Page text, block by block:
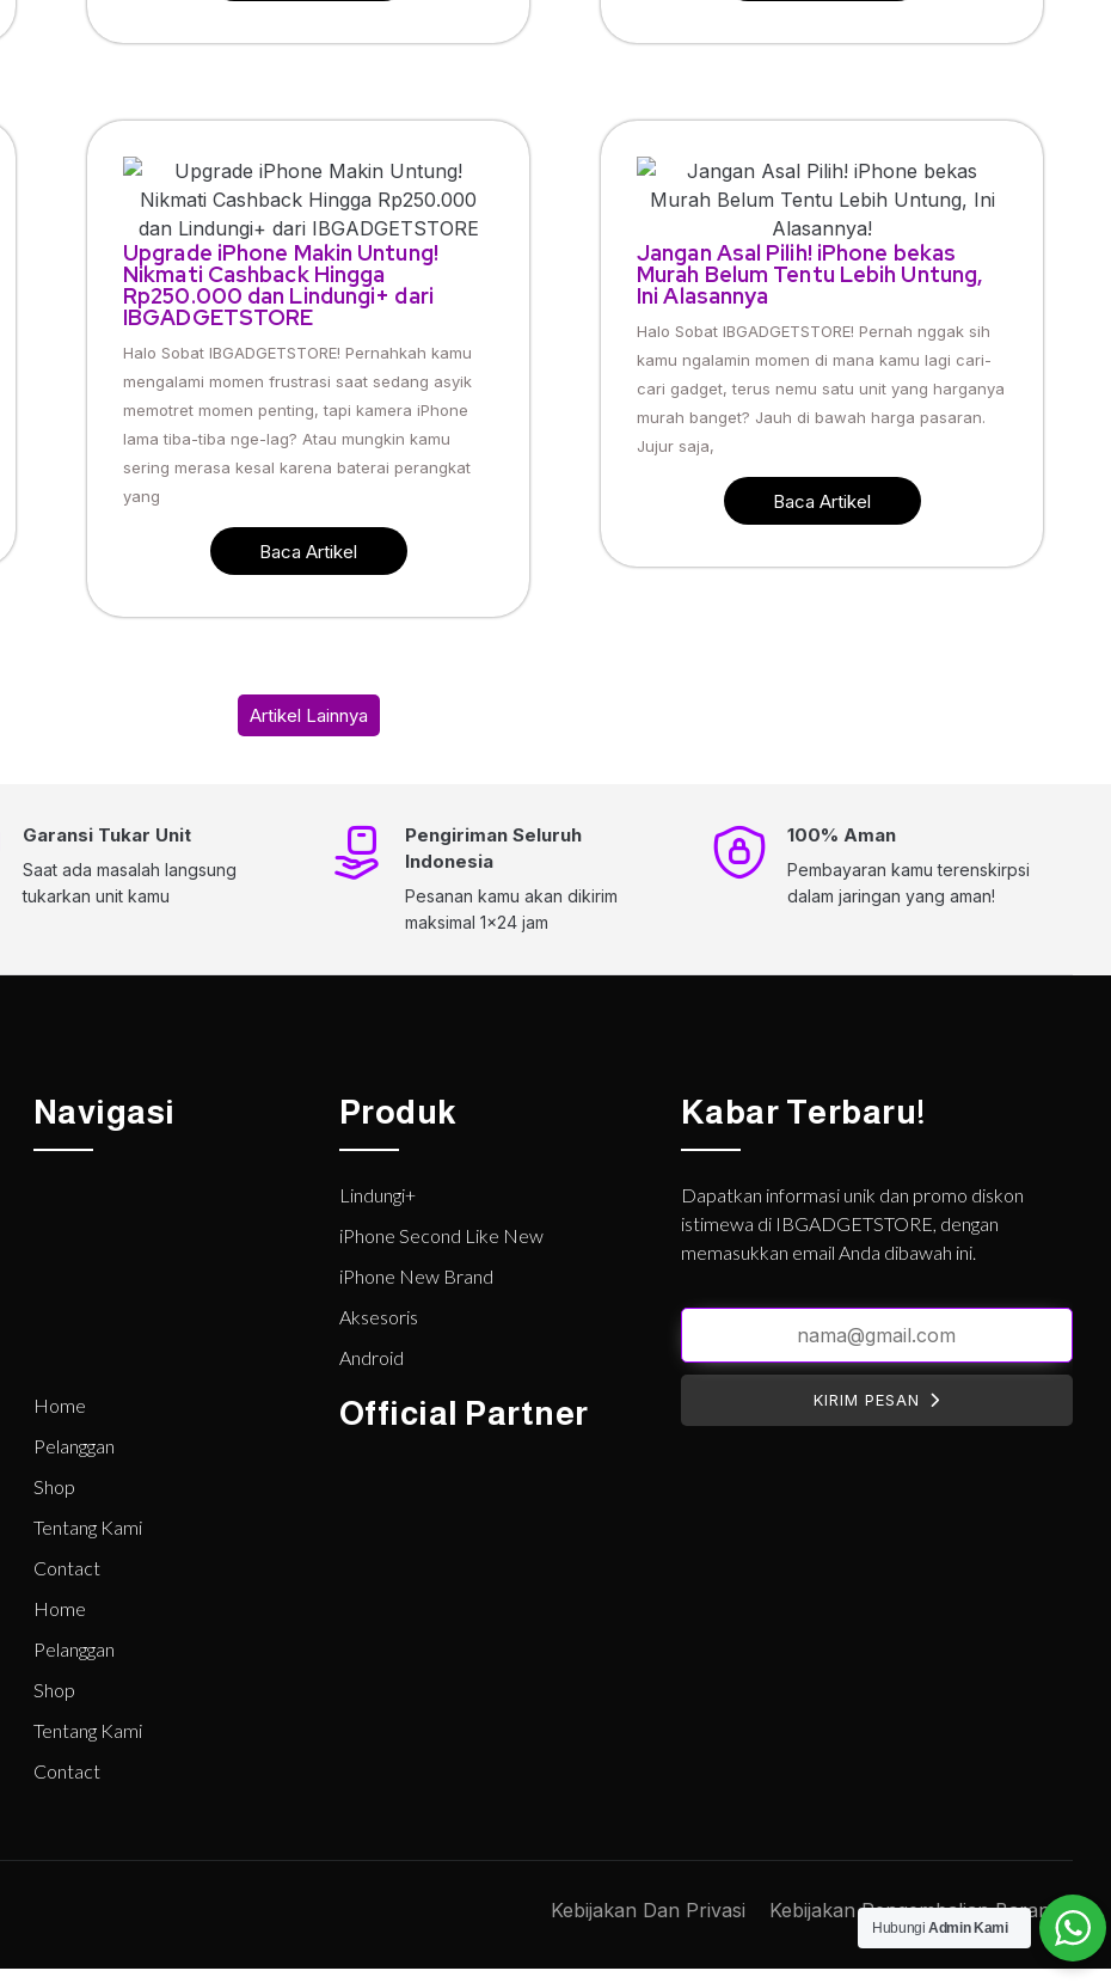
Upgrade iPhone Makin Untung!
Nikmati Cashback Hingga
Rp250.000 dan Lindungi+ dari
IBGADGETSTORE
Halo Sobat IBGADGETSTORE! Pernahkah kamu
mengalami momen frustrasi saat sedang asyik
memotret momen penting, tapi kamera iPhone
lama tiba-tiba nge-lag? Atau mungkin kamu
sering merasa kesal karena baterai perangkat
yang
Baca Artikel
Jangan Asal Pilih! iPhone bekas
Murah Belum Tentu Lebih Untung,
Ini Alasannya
Halo Sobat IBGADGETSTORE! Pernah nggak sih
kamu ngalamin momen di mana kamu lagi cari-
cari gadget, terus nemu satu unit yang harganya
murah banget? Jauh di bawah harga pasaran.
Jujur saja,
Baca Artikel
Artikel Lainnya
Garansi Tukar Unit
Saat ada masalah langsung
tukarkan unit kamu
Pengiriman Seluruh
Indonesia
Pesanan kamu akan dikirim
maksimal 1x24 jam
100% Aman
Pembayaran kamu terenskirpsi
dalam jaringan yang aman!
Navigasi
Home
Pelanggan
Shop
Tentang Kami
Contact
Home
Pelanggan
Shop
Tentang Kami
Contact
Produk
Lindungi+
iPhone Second Like New
iPhone New Brand
Aksesoris
Android
Official Partner
Kabar Terbaru!
Dapatkan informasi unik dan promo diskon
istimewa di IBGADGETSTORE, dengan
memasukkan email Anda dibawah ini.
KIRIM PESAN
Kebijakan Dan Privasi Kebijakan Pengembalian Barang
Hubungi Admin Kami